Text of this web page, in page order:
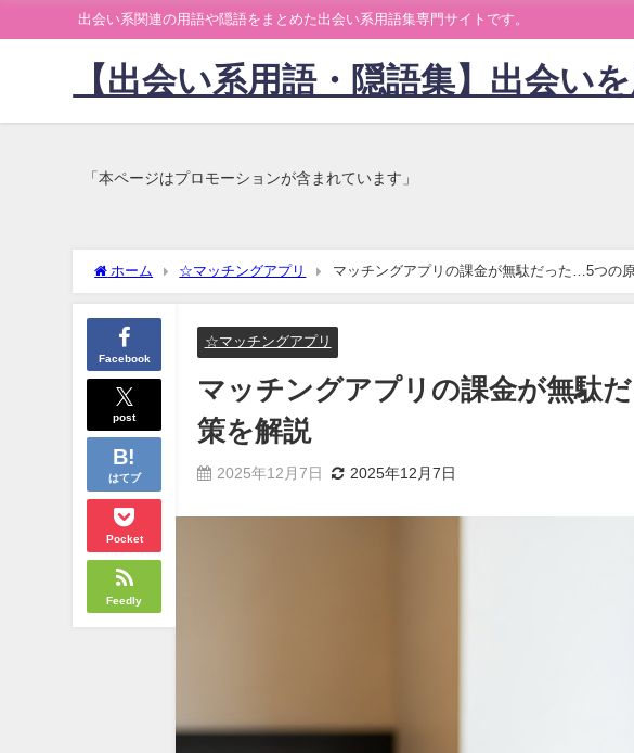
出会い系関連の用語や隠語をまとめた出会い系用語集専門サイトです。
【出会い系用語・隠語集】出会い
「本ページはプロモーションが含まれています」
ホーム ☆マッチングアプリ マッチングアプリの課金が無駄だった…5つの
Facebook
post
はてブ
Pocket
Feedly
☆マッチングアプリ
マッチングアプリの課金が無駄
策を解説
2025年12月7日 2025年12月7日